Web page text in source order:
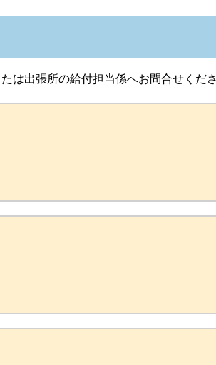
は出張所の給付担当係へお問合せくだ